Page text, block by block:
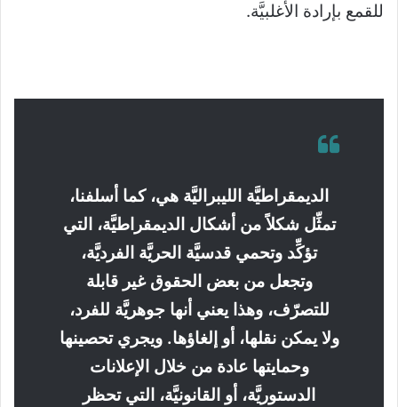
للقمع بإرادة الأغلبيَّة.
الديمقراطيَّة الليبراليَّة هي، كما أسلفنا،
تمثِّل شكلاً من أشكال الديمقراطيَّة، التي
تؤكِّد وتحمي قدسيَّة الحريَّة الفرديَّة،
وتجعل من بعض الحقوق غير قابلة
للتصرّف، وهذا يعني أنها جوهريَّة للفرد،
ولا يمكن نقلها، أو إلغاؤها. ويجري تحصينها
وحمايتها عادة من خلال الإعلانات
الدستوريَّة، أو القانونيَّة، التي تحظر